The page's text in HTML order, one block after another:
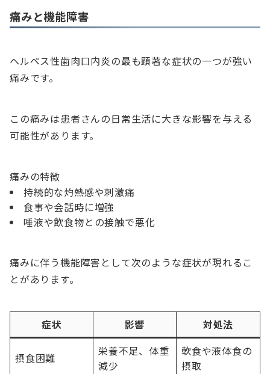
痛みと機能障害
ヘルペス性歯肉口内炎の最も顕著な症状の一つが強い
痛みです。
この痛みは患者さんの日常生活に大きな影響を与える
可能性があります。
痛みの特徴
持続的な灼熱感や刺激痛
食事や会話時に増強
唾液や飲食物との接触で悪化
痛みに伴う機能障害として次のような症状が現れるこ
とがあります。
症状 影響 対処法
摂食困難
栄養不足、体重
減少
軟食や液体食の
摂取